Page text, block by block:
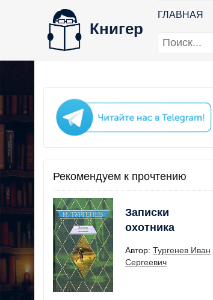
Книгер
ГЛАВНАЯ
Рекомендуем к прочтению
Записки
охотника
Автор: Тургенев Иван
Сергеевич